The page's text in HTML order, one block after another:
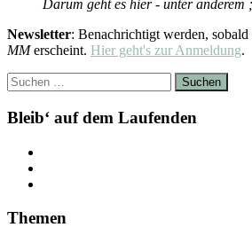
Darum geht es hier - unter anderem
Newsletter: Benachrichtigt werden,
MMerscheint. Hier geht's zur Anmeldung.
Suchen
nach:
Bleib‘ auf dem Laufenden
Themen